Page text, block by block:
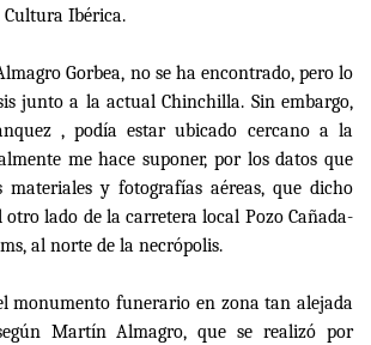
Cultura Ibérica.
Gorbea, no se ha encontrado, pero lo
junto a la actual Chinchilla. Sin embargo,
, podía estar ubicado cercano a la
me hace suponer, por los datos que
materiales y fotografías aéreas, que dicho
lado de la carretera local Pozo Cañada-
ms, al norte de la necrópolis.
monumento funerario en zona tan alejada
Martín Almagro, que se realizó por